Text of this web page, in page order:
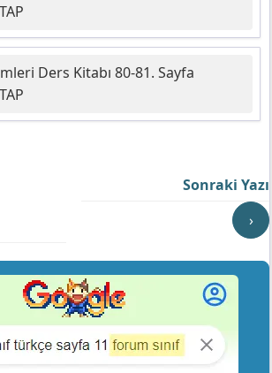
Ders Kitabı 80-81. Sayfa
Sonraki Yazı
›